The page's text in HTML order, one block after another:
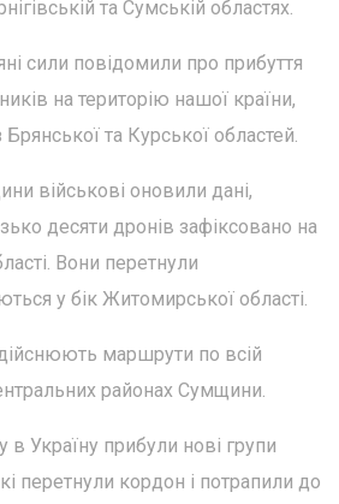
та Сумській областях.
сили повідомили про прибуття
на територію нашої країни,
та Курської областей.
військові оновили дані,
десяти дронів зафіксовано на
Вони перетнули
у бік Житомирської області.
маршрути по всій
районах Сумщини.
в Україну прибули нові групи
перетнули кордон і потрапили до